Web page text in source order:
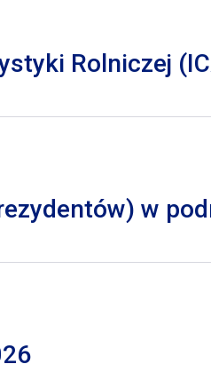
Rolniczej
w